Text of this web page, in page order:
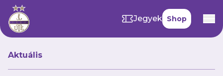
Jegyek Shop
Aktuális